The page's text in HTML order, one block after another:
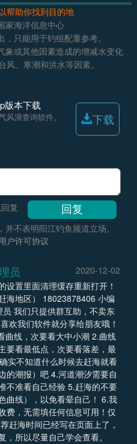
帮助你找到目的地
家海洋信息中心
只能用于钓组配重参考。
象或其他因素造成的增减水变化
、寒潮和洪水等因素。
版本下载
风浪查询软件。 下载
复
不表明阳江钓鱼频道立场。
户许可协议
员
2020-12-02
设置里面清理缓存重新打开！
海地区） 18023878406 小编
我们只提供群互助，不卖东
欢我们软件就分享给朋友哦！
曲线，次要看大中小潮 2.曲线
要看最低点，次要看落差，最
实不知道什么时候去赶海就看
的潮报）吧 4.河道潮汐需要自
不准看自己经验 5.赶海的不要
曲线），以免看晕自己！ 6.我
费，无需填任何信息可用！仅
赶海时间已经写在页面上了，
，所以尽量自己学会查看。